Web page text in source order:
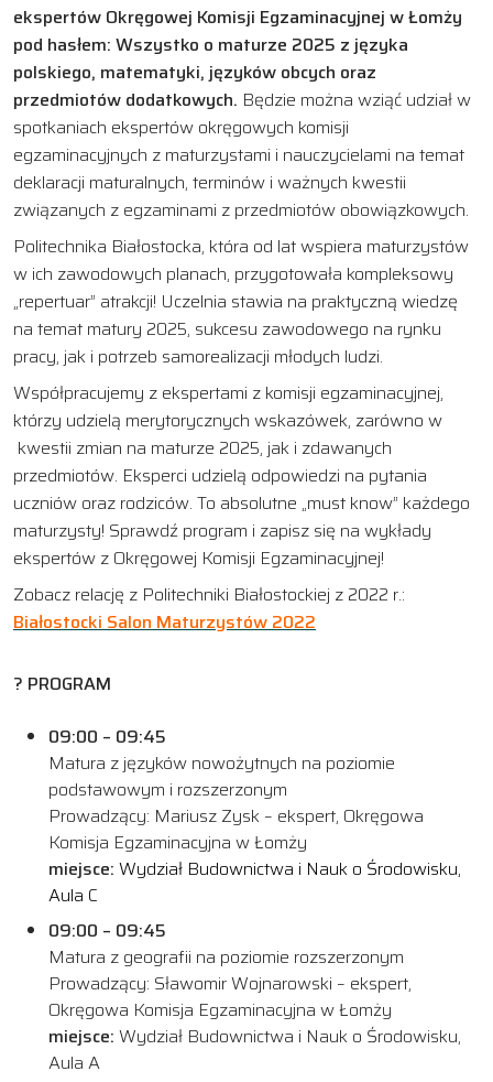
ekspertów Okręgowej Komisji Egzaminacyjnej w Łomży
pod hasłem: Wszystko o maturze 2025 z języka
polskiego, matematyki, języków obcych oraz
przedmiotów dodatkowych. Będzie można wziąć udział w
spotkaniach ekspertów okręgowych komisji
egzaminacyjnych z maturzystami i nauczycielami na temat
deklaracji maturalnych, terminów i ważnych kwestii
związanych z egzaminami z przedmiotów obowiązkowych.
Politechnika Białostocka, która od lat wspiera maturzystów
w ich zawodowych planach, przygotowała kompleksowy
„repertuar” atrakcji! Uczelnia stawia na praktyczną wiedzę
na temat matury 2025, sukcesu zawodowego na rynku
pracy, jak i potrzeb samorealizacji młodych ludzi.
Współpracujemy z ekspertami z komisji egzaminacyjnej,
którzy udzielą merytorycznych wskazówek, zarówno w
kwestii zmian na maturze 2025, jak i zdawanych
przedmiotów. Eksperci udzielą odpowiedzi na pytania
uczniów oraz rodziców. To absolutne „must know” każdego
maturzysty! Sprawdź program i zapisz się na wykłady
ekspertów z Okręgowej Komisji Egzaminacyjnej!
Zobacz relację z Politechniki Białostockiej z 2022 r.:
Białostocki Salon Maturzystów 2022
? PROGRAM
09:00 – 09:45
Matura z języków nowożytnych na poziomie
podstawowym i rozszerzonym
Prowadzący: Mariusz Zysk – ekspert, Okręgowa
Komisja Egzaminacyjna w Łomży
miejsce: Wydział Budownictwa i Nauk o Środowisku,
Aula C
09:00 – 09:45
Matura z geografii na poziomie rozszerzonym
Prowadzący: Sławomir Wojnarowski – ekspert,
Okręgowa Komisja Egzaminacyjna w Łomży
miejsce: Wydział Budownictwa i Nauk o Środowisku,
Aula A